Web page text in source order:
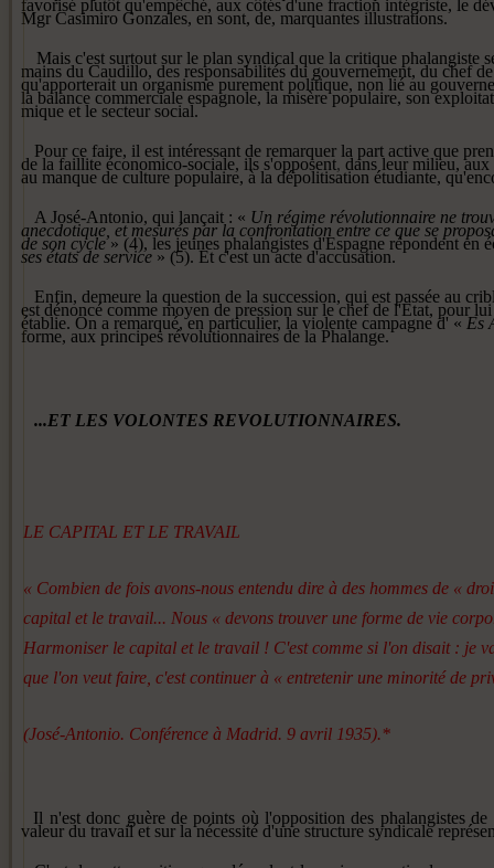
fa­vorisé plutôt qu'empêché, aux cô­tés d'une fraction intégriste, le
Mgr Casimiro Gonzales, en sont, de, marquantes illustrations.
Mais c'est surtout sur le plan syn­dical que la critique phalangiste
mains du Caudillo, des respon­sabilités du gouvernement, du chef
qu'apporterait un orga­nisme purement politique, non lié au
la balance commerciale espagnole, la misère populaire, son
mique et le secteur social.
Pour ce faire, il est intéressantde remarquer la part active que
de la faillite économico-sociale, ils s'opposent, dans leur milieu,
au manque de culture popu­laire, à la dépolitisation étudiante,
AJosé-Antonio, qui lançait : « Un régime révolutionnaire ne
anecdotique, et mesurés par la confrontation entre ce que se pro
de son cycle» (4), les jeu­nes phalangistes d'Espagne répon­dent en
ses états de ser­vice » (5). Et c'est un acte d'accu­sation.
Enfin, demeure la question de la succession, qui est passée au cri­
est dénoncé comme moyen de pression sur le chef de l'Etat, pour
établie. On a re­marqué, en particulier, la violente campagne d' « Es
forme, aux principes révolutionnaires de la Phalange.
...ET LES VOLONTES REVOLU­TIONNAIRES.
LE CAPITAL ET LE TRAVAIL
« Combien de fois avons-nous entendu dire à des hommes de «
capital et le travail... Nous « devons trouver une forme de vie
Harmoniser le capital et le travail ! C'est comme si l'on disait : je
que l'on veut faire, c'est continuer à « entretenir une minorité de
(José-Antonio. Conférence à Madrid. 9 avril 1935).*
Il n'est donc guère de points où l'opposition des phalangistes
valeur du travail et sur la né­cessité d'une structure syndicale